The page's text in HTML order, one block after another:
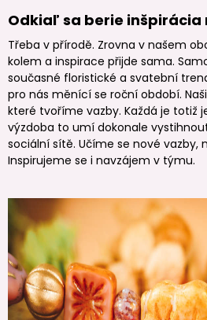
Odkiaľ sa berie inšpirácia
Třeba v přírodě. Zrovna v našem
kolem a inspirace přijde sama.
současné floristické a svatební
pro nás měnící se roční období.
které tvoříme vazby. Každá je totiž
výzdoba to umí dokonale
sociální sítě. Učíme se nové vazby,
Inspirujeme se i navzájem v týmu.